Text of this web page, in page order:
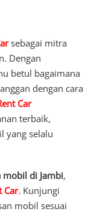
sebagai mitra
Dengan
betul bagaimana
dengan cara
Car
terbaik,
yang selalu
mobil di Jambi,
Car. Kunjungi
mobil sesuai